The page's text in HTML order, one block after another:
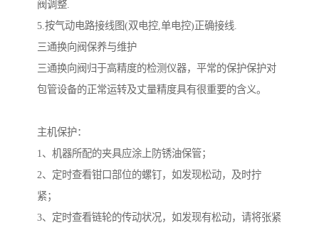
阀调整.
5.按气动电路接线图(双电控,单电控)正确接线.
三通换向阀保养与维护
三通换向阀归于高精度的检测仪器，平常的保护保护对
包管设备的正常运转及丈量精度具有很重要的含义。
主机保护：
1、机器所配的夹具应涂上防锈油保管；
2、定时查看钳口部位的螺钉，如发现松动，及时拧
紧；
3、定时查看链轮的传动状况，如发现有松动，请将张紧